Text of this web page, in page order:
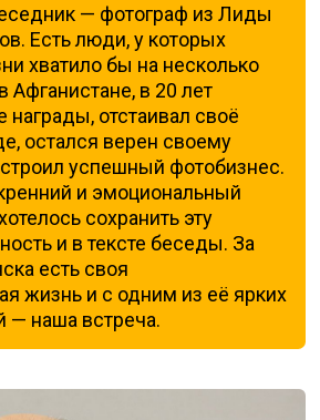
— фотограф из Лиды
Есть люди, у которых
хватило бы на несколько
Афганистане, в 20 лет
награды, отстаивал своё
остался верен своему
успешный фотобизнес.
и эмоциональный
сохранить эту
и в тексте беседы. За
есть своя
жизнь и с одним из её ярких
— наша встреча.